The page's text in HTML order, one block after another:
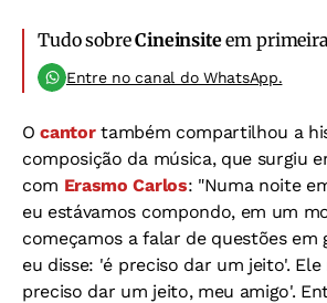
Tudo sobreCineinsiteem
Entre no canal do WhatsApp.
Ocantortambém compartilhou a
composição da música, que surgiu
com Erasmo Carlos: "Numa noite
eu estávamos compondo, em um
começamos a falar de questões em
eu disse: 'é preciso dar um jeito'.
preciso dar um jeito, meu amigo'.